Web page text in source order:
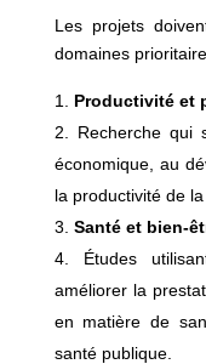
Les projets
domaines
Productivité et
Recherche qui
économique, au
la productivité de
Santé et bien-
Études
améliorer la
en matière de
santé publique.